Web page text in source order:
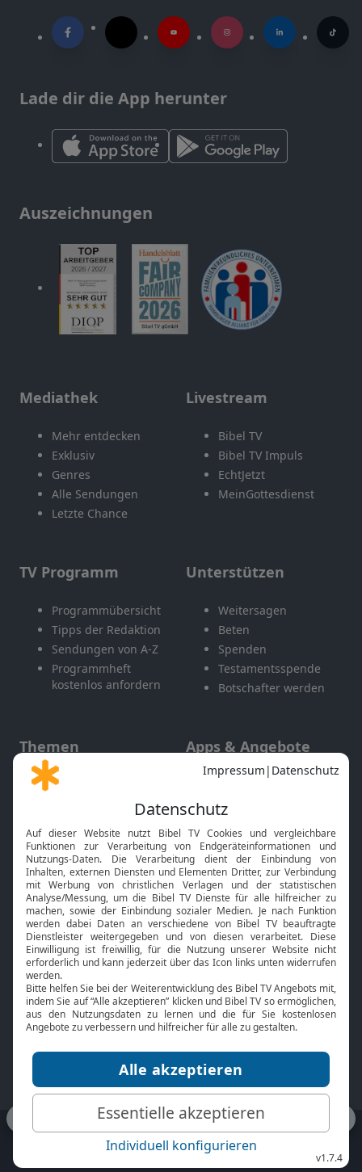
Lade dir die App herunter
Auszeichnungen
Mediathek
Mehr entdecken
Exklusiv
Genres
Alle Sendungen
Letzte Chance
Livestream
Bibel TV
Bibel TV Impuls
EchtJetzt
MeinGottesdienst
TV Programm
Programmübersicht
Tipps der Redaktion
Sendungen von A-Z
Programmheft
kostenlos anfordern
Unterstützen
Weitersagen
Beten
Spenden
Testamentsspende
Botschafter werden
Themen
Gott und Bibel erklärt
Neuigkeiten
Apps & Angebote
Mobile App
Smart TV
HbbTV
Bibelthek Online-Bibel
Nächster Gottesdienst
Bibel TV
Über uns
Jobs
Mediadaten
Service
Kontakt
TV-Empfang
bibeltv.de: Impressum
Datenschutz
Nutzungsbedingungen